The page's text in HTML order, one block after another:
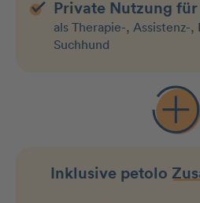
Private Nutzung
als Therapie-, Assistenz-,
Suchhund
Inklusive petolo